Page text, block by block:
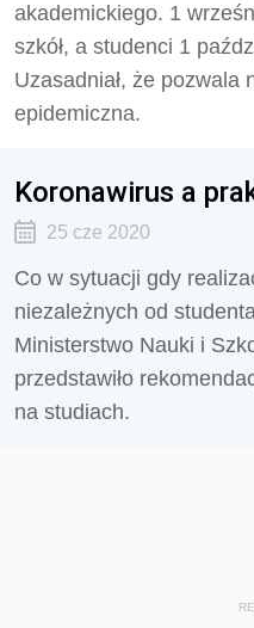
akademickiego. 1
szkół, a studenci 1
Uzasadniał, że pozwala
epidemiczna.
Koronawirus a
25 cze 2020
Co w sytuacji gdy
niezależnych od
Ministerstwo Nauki i
przedstawiło
na studiach.